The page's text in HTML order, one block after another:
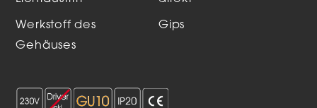
Werkstoff des
Gehäuses
Gips